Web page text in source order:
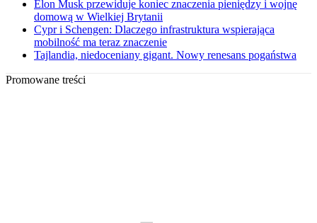
Elon Musk przewiduje koniec znaczenia pieniędzy i wojnę
domową w Wielkiej Brytanii
Cypr i Schengen: Dlaczego infrastruktura wspierająca
mobilność ma teraz znaczenie
Tajlandia, niedoceniany gigant. Nowy renesans pogaństwa
Promowane treści